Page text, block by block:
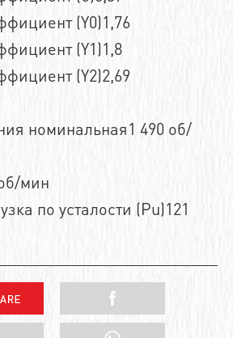
(Y0)1,76
(Y1)1,8
(Y2)2,69
номинальная1 490 об/
мин
по усталости (Pu)121